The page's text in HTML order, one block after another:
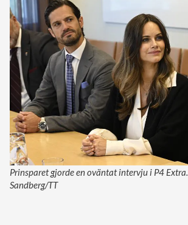
Prinsparet gjorde en oväntat intervju i P4
Sandberg/TT